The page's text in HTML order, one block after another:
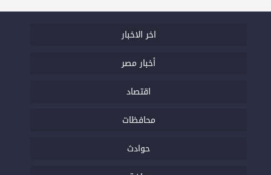
اخر الاخبار
أخبار مصر
اقتصاد
محافظات
حوادث